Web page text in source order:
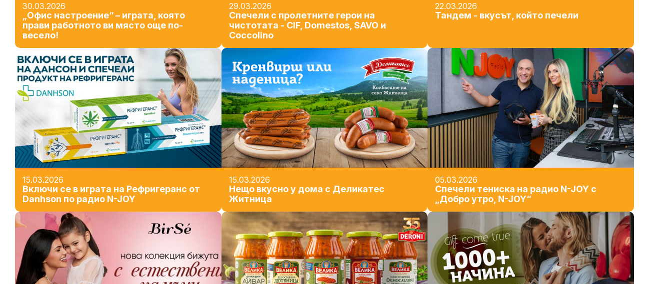
30.03.2026
„Офис настроение“ – играта, която
прави работното ви място още по-
весело!
29.03.2026
Спечели с пролетните герои на
чистотата - CIF, Domestos, SAVO и
Coccolino
22.03.2026
Тандем - вкусът, който печели
15.03.2026
Включи се в играта на Рефригеранс от
Danhson по радио N-JOY
15.03.2026
Нещо вкусно у дома с Деликатес
Житница
05.03.2026
Спечели тениска на радио N-JOY с
„Добро утро, N-JOY“